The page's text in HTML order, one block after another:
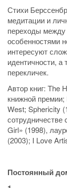
Стихи
медитации и
переходы между
особенностями
интересуют
идентичности,
перекличек.
Автор книг: The
книжной
West; Sphericity
Girl» (1998),
(2003); I Love
Постоянный